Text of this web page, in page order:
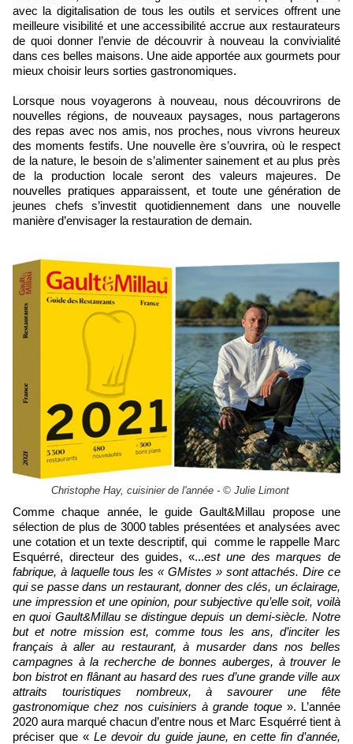
avec la digitalisation de tous les outils et services offrent une
meilleure visibilité et une accessibilité accrue aux restaurateurs
de quoi donner l’envie de découvrir à nouveau la convivialité
dans ces belles maisons. Une aide apportée aux gourmets pour
mieux choisir leurs sorties gastronomiques.
Lorsque nous voyagerons à nouveau, nous découvrirons de
nouvelles régions, de nouveaux paysages, nous partagerons
des repas avec nos amis, nos proches, nous vivrons heureux
des moments festifs. Une nouvelle ère s’ouvrira, où le respect
de la nature, le besoin de s’alimenter sainement et au plus près
de la production locale seront des valeurs majeures. De
nouvelles pratiques apparaissent, et toute une génération de
jeunes chefs s’investit quotidiennement dans une nouvelle
manière d’envisager la restauration de demain.
Christophe Hay, cuisinier de l'année - © Julie Limont
Comme chaque année, le guide Gault&Millau propose une
sélection de plus de 3000 tables présentées et analysées avec
une cotation et un texte descriptif, qui comme le rappelle Marc
Esquérré, directeur des guides, «...est une des marques de
fabrique, à laquelle tous les « GMistes » sont attachés. Dire ce
qui se passe dans un restaurant, donner des clés, un éclairage,
une impression et une opinion, pour subjective qu’elle soit, voilà
en quoi Gault&Millau se distingue depuis un demi-siècle. Notre
but et notre mission est, comme tous les ans, d’inciter les
français à aller au restaurant, à musarder dans nos belles
campagnes à la recherche de bonnes auberges, à trouver le
bon bistrot en flânant au hasard des rues d’une grande ville aux
attraits touristiques nombreux, à savourer une fête
gastronomique chez nos cuisiniers à grande toque». L’année
2020 aura marqué chacun d’entre nous et Marc Esquérré tient à
préciser que «Le devoir du guide jaune, en cette fin d’année,